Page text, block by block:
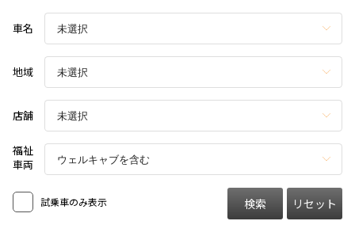
車名
地域
店舗
福祉
車両
試乗車のみ表示 検索 リセット